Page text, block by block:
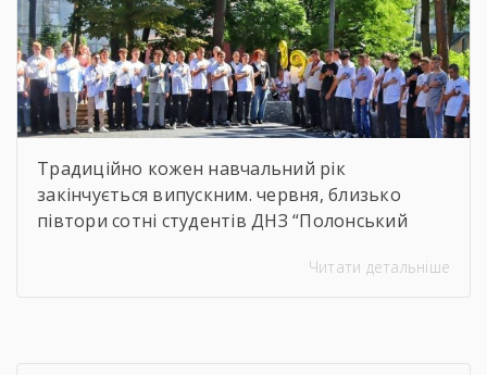
Традиційно кожен навчальний рік
закінчується випускним. червня, близько
півтори сотні студентів ДНЗ “Полонський
одержали дипломи кваліфікованихЧитати детальніше